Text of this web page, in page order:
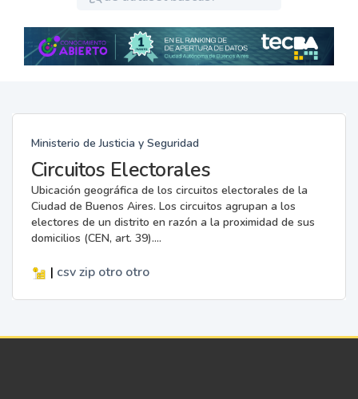
Ministerio de Justicia y Seguridad
Circuitos Electorales
Ubicación geográfica de los circuitos electorales de la
Ciudad de Buenos Aires. Los circuitos agrupan a los
electores de un distrito en razón a la proximidad de sus
domicilios (CEN, art. 39)....
| csv zip otro otro